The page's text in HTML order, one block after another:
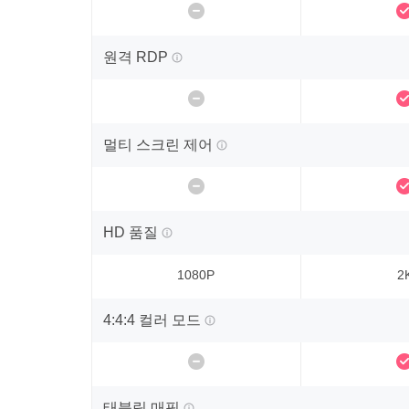
원격 RDP
멀티 스크린 제어
HD 품질
1080P
4:4:4 컬러 모드